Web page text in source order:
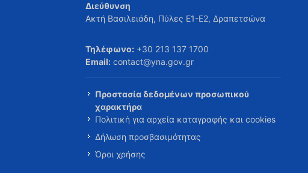
Διεύθυνση
Ακτή Βασιλειάδη, Πύλες Ε1-Ε2, Δραπετσώνα
Τηλέφωνο: +30 213 137 1700
Email: contact@yna.gov.gr
Προστασία δεδομένων προσωπικού
χαρακτήρα
Πολιτική για αρχεία καταγραφής και cookies
Δήλωση προσβασιμότητας
Όροι χρήσης